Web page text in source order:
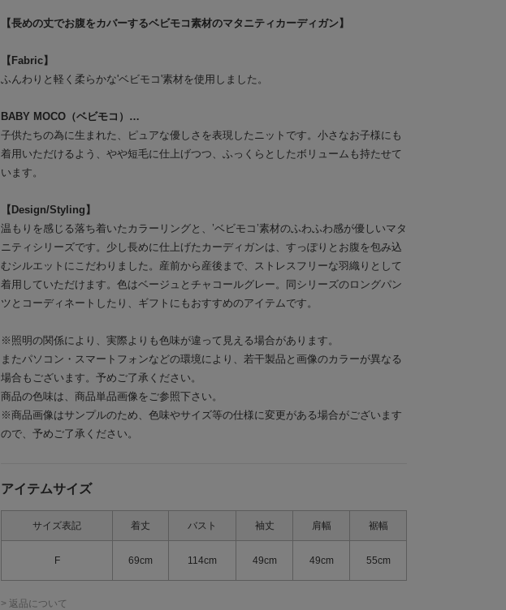
【長めの丈でお腹をカバーするベビモコ素材のマタニティカーディガン】
【Fabric】
ふんわりと軽く柔らかな'ベビモコ'素材を使用しました。
BABY MOCO（ベビモコ）…
子供たちの為に生まれた、ピュアな優しさを表現したニットです。小さなお子様にも
着用いただけるよう、やや短毛に仕上げつつ、ふっくらとしたボリュームも持たせて
います。
【Design/Styling】
温もりを感じる落ち着いたカラーリングと、’ベビモコ’素材のふわふわ感が優しいマタ
ニティシリーズです。少し長めに仕上げたカーディガンは、すっぽりとお腹を包み込
むシルエットにこだわりました。産前から産後まで、ストレスフリーな羽織りとして
着用していただけます。色はベージュとチャコールグレー。同シリーズのロングパン
ツとコーディネートしたり、ギフトにもおすすめのアイテムです。
※照明の関係により、実際よりも色味が違って見える場合があります。
またパソコン・スマートフォンなどの環境により、若干製品と画像のカラーが異なる
場合もございます。予めご了承ください。
商品の色味は、商品単品画像をご参照下さい。
※商品画像はサンプルのため、色味やサイズ等の仕様に変更がある場合がございます
ので、予めご了承ください。
アイテムサイズ
サイズ表記 着丈 バスト 袖丈 肩幅 裾幅
F 69cm 114cm 49cm 49cm 55cm
> 返品について